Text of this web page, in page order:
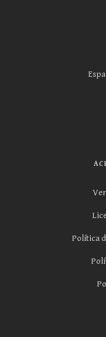
Política